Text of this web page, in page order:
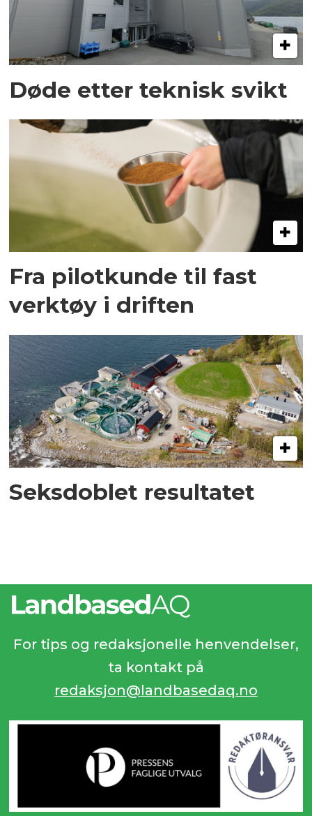
Døde etter teknisk svikt
Fra pilotkunde til fast
verktøy i driften
Seksdoblet resultatet
For tips og redaksjonelle henvendelser,
ta kontakt på
redaksjon@landbasedaq.no